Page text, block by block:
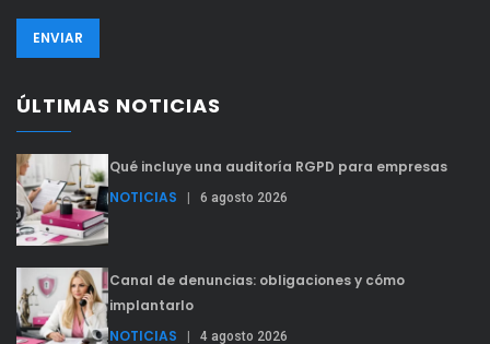
ÚLTIMAS NOTICIAS
Qué incluye una auditoría RGPD para empresas
NOTICIAS
| 6 agosto 2026
Canal de denuncias: obligaciones y cómo
implantarlo
NOTICIAS
| 4 agosto 2026